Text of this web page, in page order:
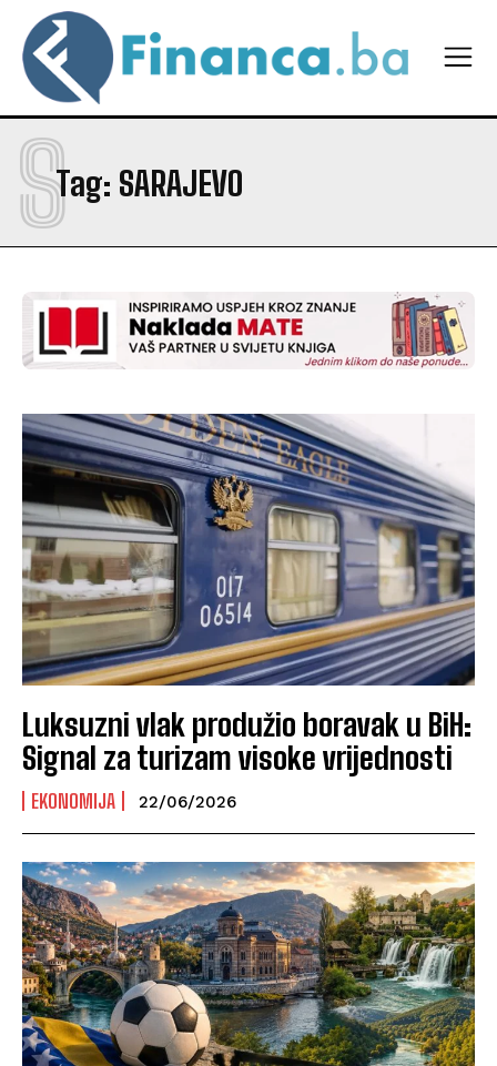
Tag: SARAJEVO
S
Luksuzni vlak produžio boravak u BiH:
Signal za turizam visoke vrijednosti
EKONOMIJA 22/06/2026